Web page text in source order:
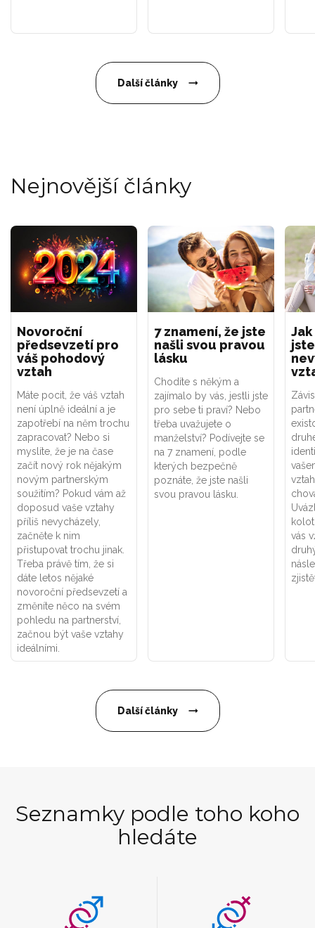
Další články
Nejnovější články
Novoroční
předsevzetí pro
váš pohodový
vztah
Máte pocit, že váš vztah
není úplně ideální a je
zapotřebí na něm trochu
zapracovat? Nebo si
myslíte, že je na čase
začít nový rok nějakým
novým partnerským
soužitím? Pokud vám až
doposud vaše vztahy
příliš nevycházely,
začněte k nim
přistupovat trochu jinak.
Třeba právě tím, že si
dáte letos nějaké
novoroční předsevzetí a
změníte něco na svém
pohledu na partnerství,
začnou být vaše vztahy
ideálními.
7 znamení, že jste
našli svou pravou
lásku
Chodíte s někým a
zajímalo by vás, jestli jste
pro sebe ti praví? Nebo
třeba uvažujete o
manželství? Podívejte se
na 7 znamení, podle
kterých bezpečně
poznáte, že jste našli
svou pravou lásku.
vás
Další články
Seznamky podle toho koho
hledáte